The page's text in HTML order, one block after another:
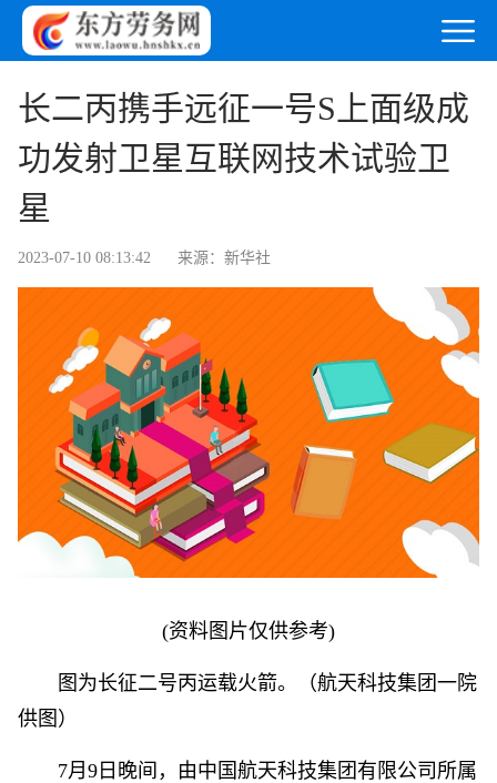
长二丙携手远征一号S上面级成
功发射卫星互联网技术试验卫
星
2023-07-10 08:13:42 来源：新华社
(资料图片仅供参考)
图为长征二号丙运载火箭。（航天科技集团一院
供图）
7月9日晚间，由中国航天科技集团有限公司所属